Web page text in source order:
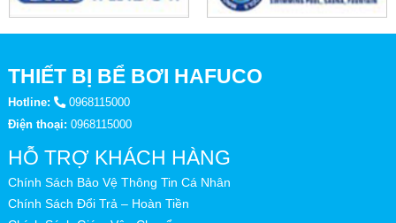
THIẾT BỊ BỂ BƠI HAFUCO
Hotline:
0968115000
Điện thoại: 0968115000
HỖ TRỢ KHÁCH HÀNG
Chính Sách Bảo Vệ Thông Tin Cá Nhân
Chính Sách Đổi Trả – Hoàn Tiền